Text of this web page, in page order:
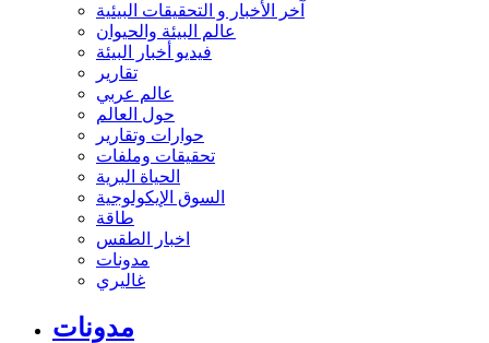
آخر الأخبار و التحقيقات البيئية
عالم البيئة والحيوان
فيديو أخبار البيئة
تقارير
عالم عربي
حول العالم
حوارات وتقارير
تحقيقات وملفات
الحياة البرية
السوق الإيكولوجية
طاقة
اخبار الطقس
مدونات
غاليري
مدونات